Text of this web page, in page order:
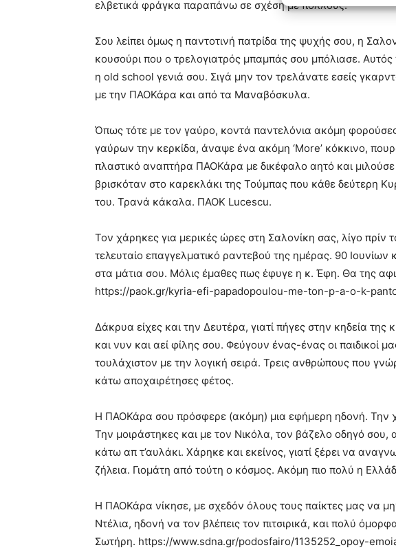
ελβετικά φράγκα παραπάνω σε σχέση με πολλούς.
Σου λείπει όμως η παντοτινή πατρίδα της ψυχής σου, η
κουσούρι που ο τρελογιατρός μπαμπάς σου μπόλιασε.
η old school γενιά σου. Σιγά μην τον τρελάνατε εσείς
με την ΠΑΟΚάρα και από τα Μαναβόσκυλα.
Όπως τότε με τον γαύρο, κοντά παντελόνια ακόμη
γαύρων την κερκίδα, άναψε ένα ακόμη ‘More’ κόκκινο,
πλαστικό αναπτήρα ΠΑΟΚάρα με δικέφαλο αητό και
βρισκόταν στο καρεκλάκι της Τούμπας που κάθε δεύτερη
του. Τρανά κάκαλα. ΠΑΟΚ Lucescu.
Τον χάρηκες για μερικές ώρες στη Σαλονίκη σας, λίγο πρίν
τελευταίο επαγγελματικό ραντεβού της ημέρας. 90
στα μάτια σου. Μόλις έμαθες πως έφυγε η κ. Έφη. Θα της
https://paok.gr/kyria-efi-papadopoulou-me-ton-p-a-o-k-
Δάκρυα είχες και την Δευτέρα, γιατί πήγες στην κηδεία
και νυν και αεί φίλης σου. Φεύγουν ένας-ένας οι παιδικοί
τουλάχιστον με την λογική σειρά. Τρεις ανθρώπους που
κάτω αποχαιρέτησες φέτος.
Η ΠΑΟΚάρα σου πρόσφερε (ακόμη) μια εφήμερη ηδονή. Την
Την μοιράστηκες και με τον Νικόλα, τον βάζελο οδηγό σου,
κάτω απ τ’αυλάκι. Χάρηκε και εκείνος, γιατί ξέρει να
ζήλεια. Γιομάτη από τούτη ο κόσμος. Ακόμη πιο πολύ η
Η ΠΑΟΚάρα νίκησε, με σχεδόν όλους τους παίκτες μας να
Ντέλια, ηδονή να τον βλέπεις τον πιτσιρικά, και πολύ
Σωτήρη. https://www.sdna.gr/podosfairo/1135252_opoy-